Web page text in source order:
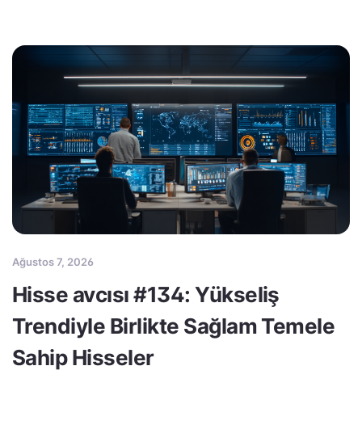
Ağustos 7, 2026
Hisse avcısı #134: Yükseliş
Trendiyle Birlikte Sağlam Temele
Sahip Hisseler